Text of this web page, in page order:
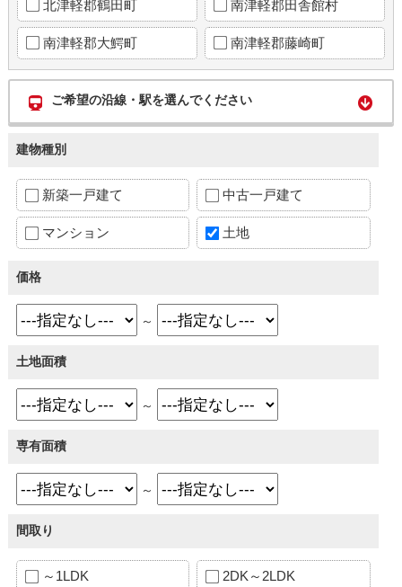
北津軽郡鶴田町 南津軽郡田舎館村
南津軽郡大鰐町 南津軽郡藤崎町
ご希望の沿線・駅を選んでください
建物種別
新築一戸建て 中古一戸建て
マンション 土地
価格
～
土地面積
～
専有面積
～
間取り
～1LDK 2DK～2LDK